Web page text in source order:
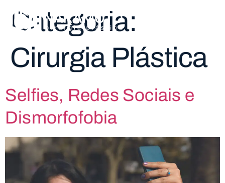
Categoria:
Cirurgia Plástica
Selfies, Redes Sociais e
Dismorfofobia